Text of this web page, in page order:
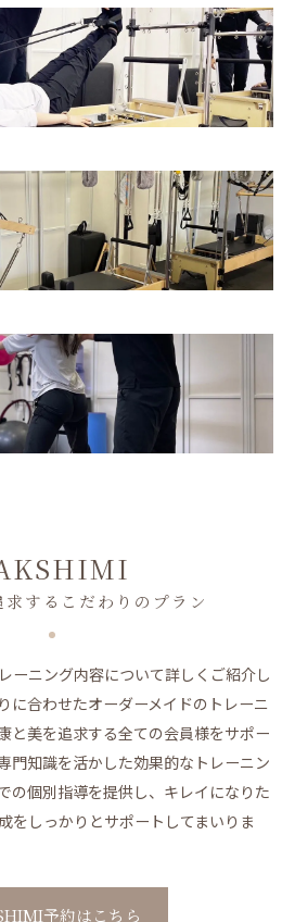
するこだわりのプラン
ーニング内容について詳しくご紹介し
に合わせたオーダーメイドのトレーニ
と美を追求する全ての会員様をサポー
門知識を活かした効果的なトレーニン
の個別指導を提供し、キレイになりた
をしっかりとサポートしてまいりま
予約はこちら